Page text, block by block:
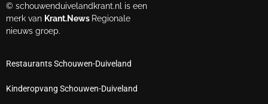
© schouwenduivelandkrant.nl is een
merk van Krant.News Regionale
nieuws groep.
Restaurants Schouwen-Duiveland
Kinderopvang Schouwen-Duiveland